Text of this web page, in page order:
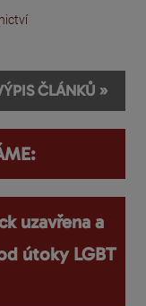
ČLÁNKŮ »
uzavřena a
útoky LGBT